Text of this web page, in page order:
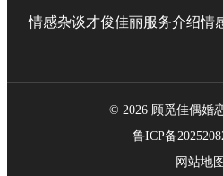
情感杂谈才俊佳丽服务介绍情
© 2026 顾觅佳偶婚
鲁ICP备
网站地图